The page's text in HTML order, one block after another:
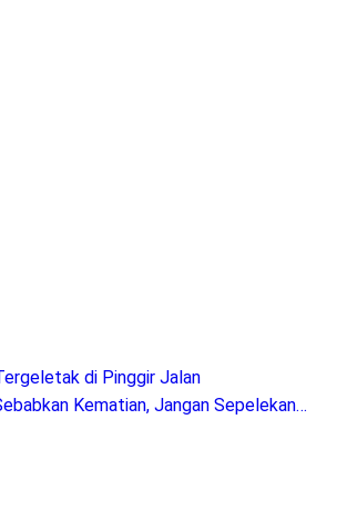
di Pinggir Jalan
Kematian, Jangan Sepelekan…